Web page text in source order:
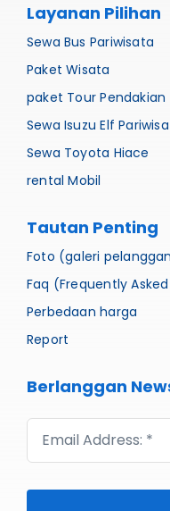
Layanan Pilihan
Sewa Bus Pariwisata
Paket Wisata
paket Tour Pendakian
Sewa Isuzu Elf
Sewa Toyota Hiace
rental Mobil
Tautan Penting
Foto (galeri
Faq (Frequently
Perbedaan harga
Report
Berlanggan